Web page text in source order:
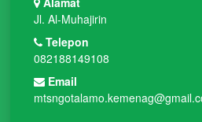
Jl. Al-Muhajirin
Telepon
082188149108
Email